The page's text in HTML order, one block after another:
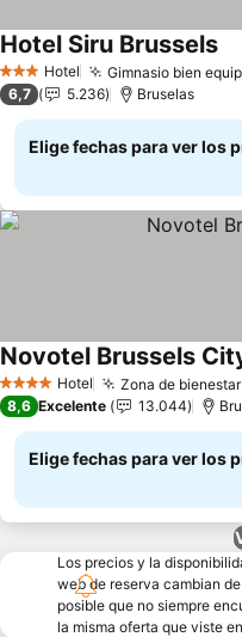
3 Estrellas
Hotel Gimnasio bien
Hotel Siru Brussels
6,7 5.236 Bruselas
Elige fechas para ver los
4 EstrellasHotel Zona de
Novotel Brussels
8,6 Excelente 13.044
Elige fechas para ver los
Los precios y la
web de reserva cambian
posible que no siempre
la misma oferta que viste